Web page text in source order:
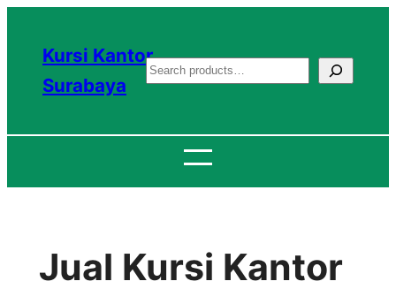
konten
Kursi Kantor
Surabaya
S
a
c
Jual Kursi Kantor